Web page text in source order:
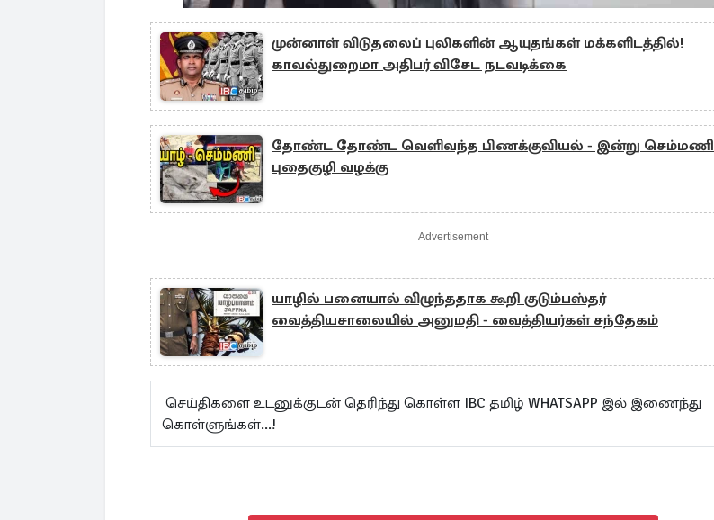
முன்னாள் விடுதலைப் புலிகளின் ஆயுதங்கள் மக்களிடத்தில்!
காவல்துறைமா அதிபர் விசேட நடவடிக்கை
தோண்ட தோண்ட வெளிவந்த பிணக்குவியல் - இன்று செம்மணி
புதைகுழி வழக்கு
Advertisement
யாழில் பனையால் விழுந்ததாக கூறி குடும்பஸ்தர்
வைத்தியசாலையில் அனுமதி - வைத்தியர்கள் சந்தேகம்
செய்திகளை உடனுக்குடன் தெரிந்து கொள்ள IBC தமிழ் WHATSAPP இல் இணைந்து
கொள்ளுங்கள்...!